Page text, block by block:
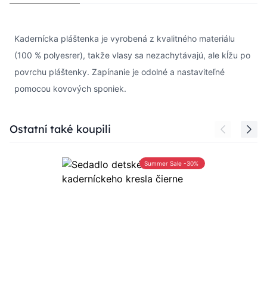
Kadernícka pláštenka je vyrobená z kvalitného materiálu
(100 % polyesrer), takže vlasy sa nezachytávajú, ale kĺžu po
povrchu pláštenky. Zapínanie je odolné a nastaviteľné
pomocou kovových sponiek.
Press to skip carousel
Ostatní také koupili
Summer Sale -30%